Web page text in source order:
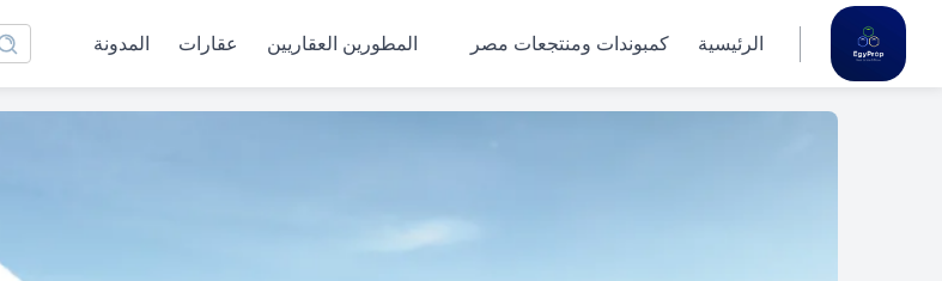
الرئيسية كمبوندات ومنتجعات مصر المطورين العقاريين عقارات المدونة